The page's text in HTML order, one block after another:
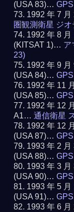
(USA 83)…
1992 年 7
圏観測衛星 ジ
1992 年 8
(KITSAT 1)… ア
23)
1992 年 9
(USA 84)…
1992 年 11
(USA 85)…
1992 年 12
A1…通信衛星
1992 年 12
(USA 87)…
1993 年 2
(USA 88)…
1993 年 3
(USA 90)…
1993 年 5
(USA 91)…
1993 年 6